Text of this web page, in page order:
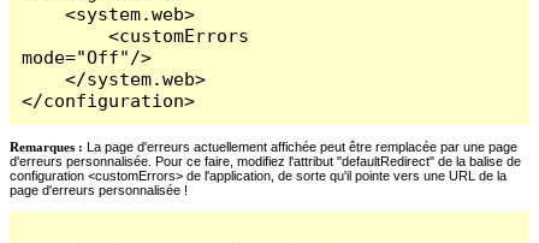
    <system.web>
        <customErrors
mode="Off"/>
    </system.web>
</configuration>
Remarques : La page d'erreurs actuellement affichée peut être remplacée par une page
d'erreurs personnalisée. Pour ce faire, modifiez l'attribut "defaultRedirect" de la balise de
configuration <customErrors> de l'application, de sorte qu'il pointe vers une URL de la
page d'erreurs personnalisée !